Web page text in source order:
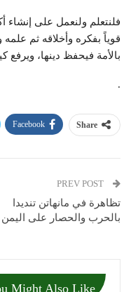
فلنتعلم ولنعمل على إنشاء
قوياً بفكره وأخلاقه ثم علمه
بالأمة فيحفظ دينها، ويرفع
.
Share
Facebook
تظاهرة في مانهاتن تنديدا
بالحرب والحصار على اليمن
Might Also Like